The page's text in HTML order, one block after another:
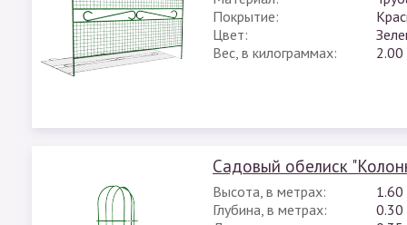
Покрытие:
Цвет:
Вес, в килограммах:
2.00
Садовый обелиск
Высота, в метрах:
1.60
Глубина, в метрах:
0.30